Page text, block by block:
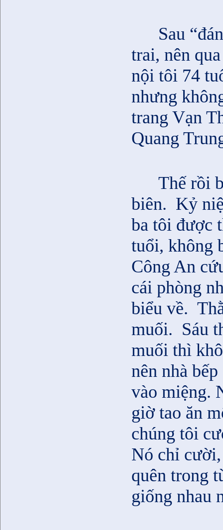
Sau
trai, nên
nội tôi 74
nhưng
trang Vạn
Quang
Thế rồi
biên. Kỷ
ba tôi được
tuổi, không
Công An
cái phòng
biểu về.
muối. Sáu
muối thì
nên nhà
vào miệng.
giờ tao ăn
chúng tôi
Nó chỉ
quên trong
giống nhau